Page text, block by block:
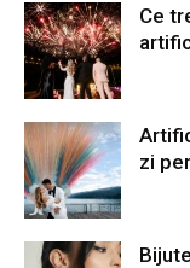
Ce
zi